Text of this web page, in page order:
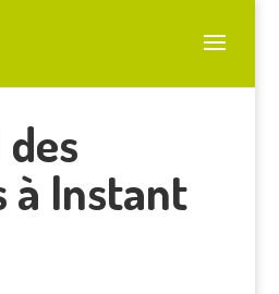
des
à Instant